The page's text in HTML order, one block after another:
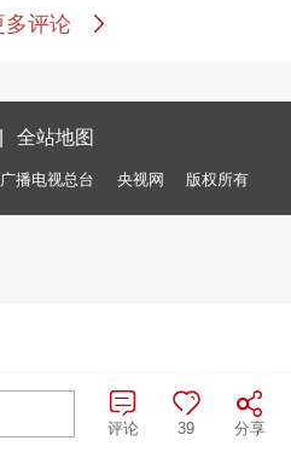
评论
全站地图
播电视总台 央视网 版权所有
分享
39
评论